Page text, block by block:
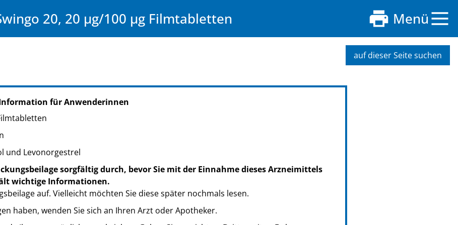
20, 20 µg/100 µg Filmtabletten Menü
auf dieser Seite suchen
für Anwenderinnen
und Levonorgestrel
sorgfältig durch, bevor Sie mit der Einnahme dieses Arzneimittels
wichtige Informationen.
auf. Vielleicht möchten Sie diese später nochmals lesen.
haben, wenden Sie sich an Ihren Arzt oder Apotheker.